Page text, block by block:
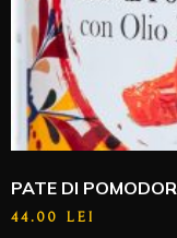
PATE DI
44.00 LEI